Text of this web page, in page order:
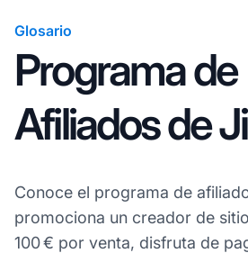
Glosario
Programa de
Afiliados de
Conoce el programa de
promociona un creador de
100 € por venta, disfruta de